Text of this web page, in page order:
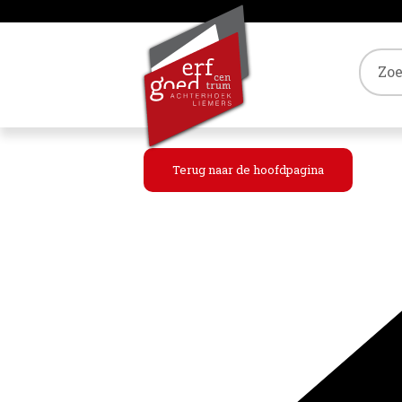
Terug naar de hoofdpagina